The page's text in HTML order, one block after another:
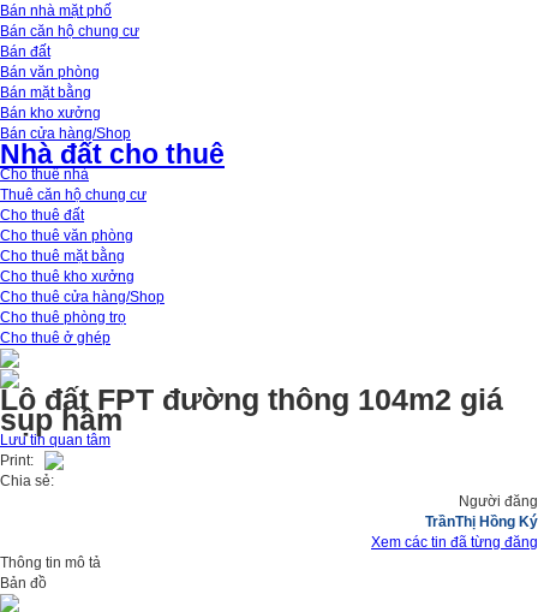
Bán nhà mặt phố
Bán căn hộ chung cư
Bán đất
Bán văn phòng
Bán mặt bằng
Bán kho xưởng
Bán cửa hàng/Shop
Nhà đất cho thuê
Cho thuê nhà
Thuê căn hộ chung cư
Cho thuê đất
Cho thuê văn phòng
Cho thuê mặt bằng
Cho thuê kho xưởng
Cho thuê cửa hàng/Shop
Cho thuê phòng trọ
Cho thuê ở ghép
Lô đất FPT đường thông 104m2 giá
sụp hầm
Lưu tin quan tâm
Print:
Chia sẻ:
Người đăng
TrầnThị Hồng Ký
Xem các tin đã từng đăng
Thông tin mô tả
Bản đồ